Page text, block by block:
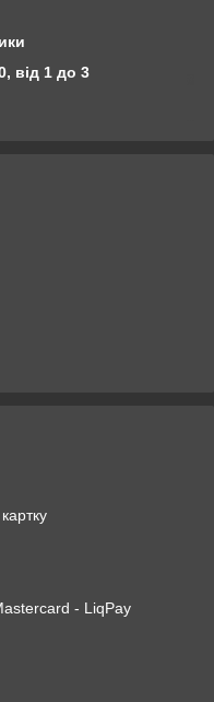
від 1 до 3
- LiqPay